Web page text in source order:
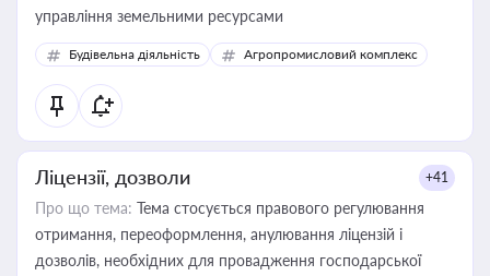
управління земельними ресурсами
Будівельна діяльність Агропромисловий комплекс
Ліцензії, дозволи +41
Про що тема: Тема стосується правового регулювання
отримання, переоформлення, анулювання ліцензій і
дозволів, необхідних для провадження господарської